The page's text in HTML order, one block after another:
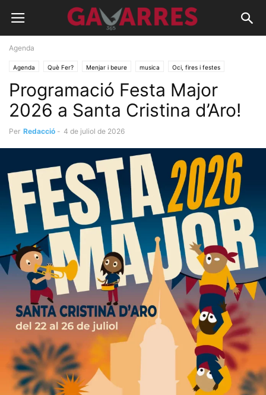
Agenda
Agenda Què Fer? Menjar i beure musica Oci, fires i festes
Programació Festa Major
2026 a Santa Cristina d’Aro!
Per Redacció - 4 de juliol de 2026